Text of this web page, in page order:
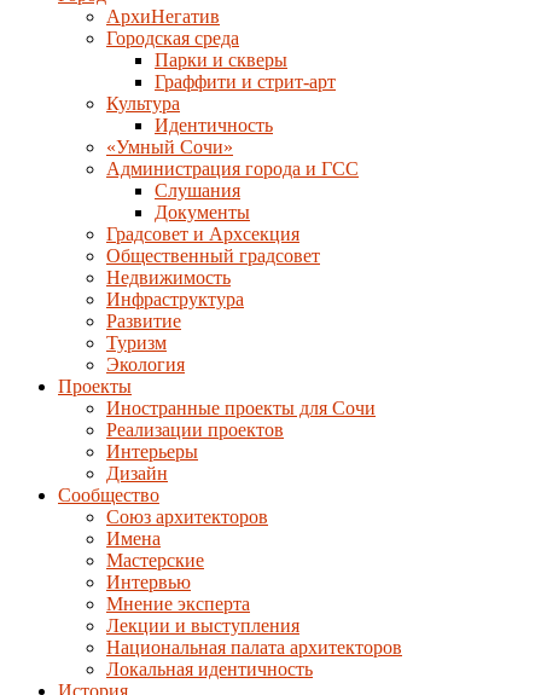
АрхиНегатив
Городская среда
Парки и скверы
Граффити и стрит-арт
Культура
Идентичность
«Умный Сочи»
Администрация города и ГСС
Слушания
Документы
Градсовет и Архсекция
Общественный градсовет
Недвижимость
Инфраструктура
Развитие
Туризм
Экология
Проекты
Иностранные проекты для Сочи
Реализации проектов
Интерьеры
Дизайн
Сообщество
Союз архитекторов
Имена
Мастерские
Интервью
Мнение эксперта
Лекции и выступления
Национальная палата архитекторов
Локальная идентичность
История